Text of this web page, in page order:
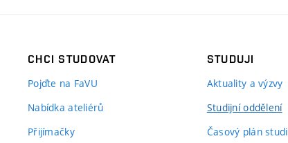
CHCI STUDOVAT
Pojďte na FaVU
Nabídka ateliérů
Přijímačky
STUDUJI
Aktuality a výzvy
Studijní oddělení
Časový plán